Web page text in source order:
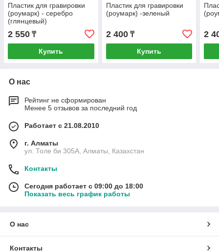
Пластик для гравировки
(роумарк) - серебро
(глянцевый)
2 550 ₸
Купить
Пластик для гравировки
(роумарк) -зеленый
2 400₸
Купить
2
О нас
Рейтинг не сформирован
Менее 5 отзывов за последний год
Работает с 21.08.2010
г. Алматы
ул. Толе би 305А, Алматы, Казахстан
Контакты
Сегодня работает с 09:00 до 18:00
Показать весь график работы
О нас
Контакты